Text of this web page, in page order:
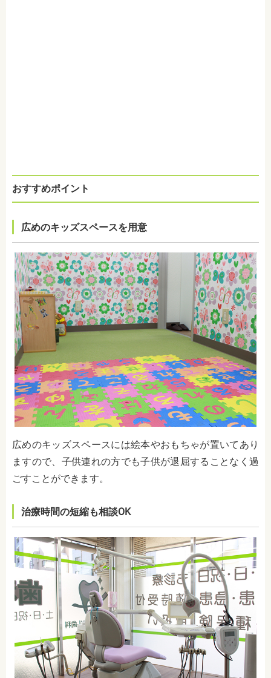
おすすめポイント
広めのキッズスペースを用意
広めのキッズスペースには絵本やおもちゃが置いてあり
ますので、子供連れの方でも子供が退屈することなく過
ごすことができます。
治療時間の短縮も相談OK